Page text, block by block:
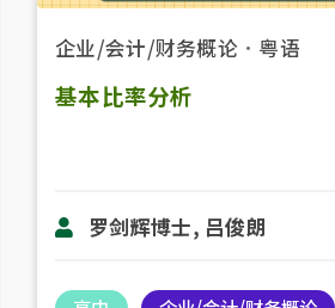
企业/会计/财务概论 ． 粤语
基本比率分析
罗剑辉博士, 吕俊朗